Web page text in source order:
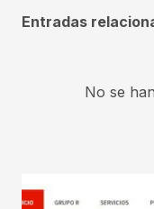
Entradas
No se